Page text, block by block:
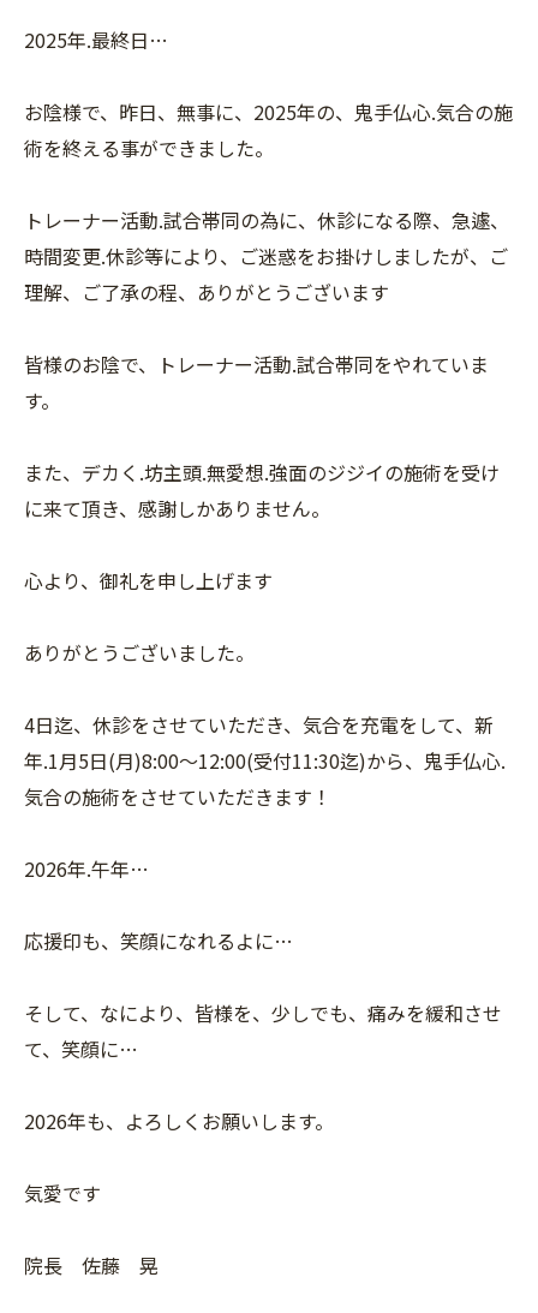
2025年.最終日…
お陰様で、昨日、無事に、2025年の、鬼手仏心.気合の施
術を終える事ができました。
トレーナー活動.試合帯同の為に、休診になる際、急遽、
時間変更.休診等により、ご迷惑をお掛けしましたが、ご
理解、ご了承の程、ありがとうございます
皆様のお陰で、トレーナー活動.試合帯同をやれていま
す。
また、デカく.坊主頭.無愛想.強面のジジイの施術を受け
に来て頂き、感謝しかありません。
心より、御礼を申し上げます
ありがとうございました。
4日迄、休診をさせていただき、気合を充電をして、新
年.1月5日(月)8:00〜12:00(受付11:30迄)から、鬼手仏心.
気合の施術をさせていただきます！
2026年.午年…
応援印も、笑顔になれるよに…
そして、なにより、皆様を、少しでも、痛みを緩和させ
て、笑顔に…
2026年も、よろしくお願いします。
気愛です
院長 佐藤 晃